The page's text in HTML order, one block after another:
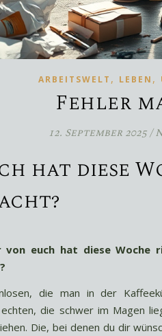
ARBEITSWELT , LEBEN ,
Fehler
12. September 2025/
hat diese
von euch hat diese Woche
die man in der
die schwer im Magen
Die, bei denen du dir